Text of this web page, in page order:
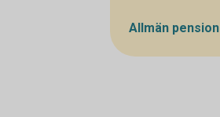
Allmän pension